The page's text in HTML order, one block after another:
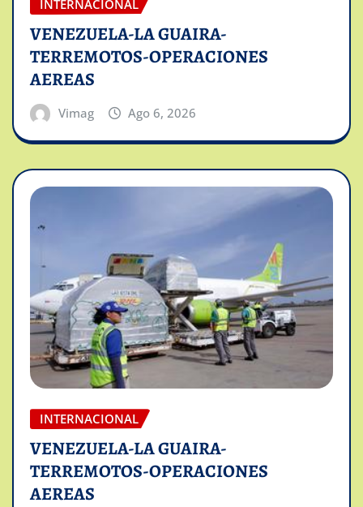
INTERNACIONAL
VENEZUELA-LA GUAIRA-
TERREMOTOS-OPERACIONES
AEREAS
Vimag Ago 6, 2026
INTERNACIONAL
VENEZUELA-LA GUAIRA-
TERREMOTOS-OPERACIONES
AEREAS